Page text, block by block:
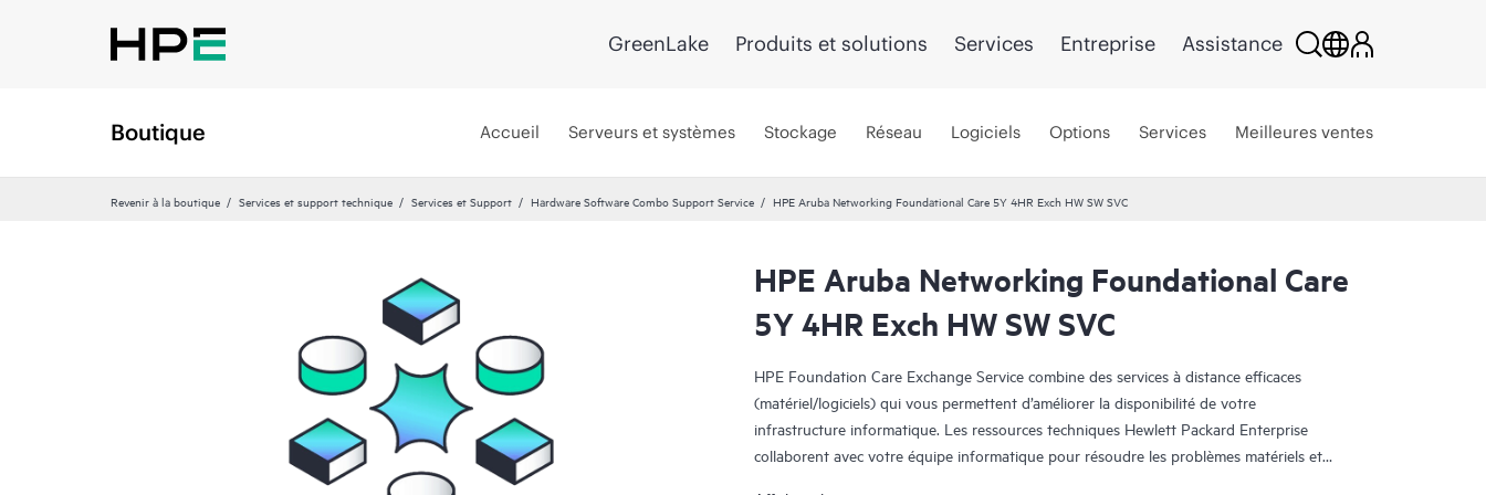
GreenLake Produits et solutions Services Entreprise Assistance
Boutique Accueil Serveurs et systèmes Stockage Réseau Logiciels Options Services Meilleures ventes
Revenir à la boutique Services et support technique Services et Support Hardware Software Combo Support Service HPE Aruba Networking Foundational Care 5Y 4HR Exch HW SW SVC
HPE Aruba Networking Foundational Care
5Y 4HR Exch HW SW SVC
HPE Foundation Care Exchange Service combine des services à distance efficaces
(matériel/logiciels) qui vous permettent d’améliorer la disponibilité de votre
infrastructure informatique. Les ressources techniques Hewlett Packard Enterprise
collaborent avec votre équipe informatique pour résoudre les problèmes matériels et